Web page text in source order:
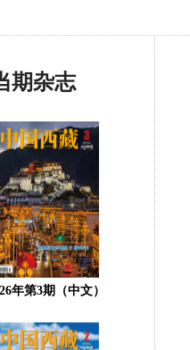
期杂志
年第3期（中文）